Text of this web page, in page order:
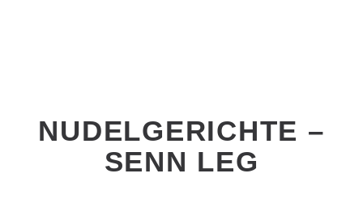
NUDELGERICHTE –
SENN LEG